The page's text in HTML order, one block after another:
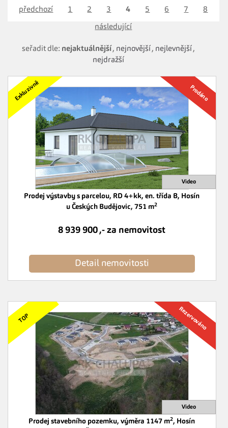
předchozí 1 2 3 4 5 6 7 8
následující
seřadit dle: nejaktuálnější , nejnovější , nejlevnější ,
nejdražší
Prodej výstavby s parcelou, RD 4+kk, en. třída B, Hosín
u Českých Budějovic, 751 m2
Detail nemovitosti
8 939 900 ,- za nemovitost
Prodej stavebního pozemku, výměra 1147 m2, Hosín